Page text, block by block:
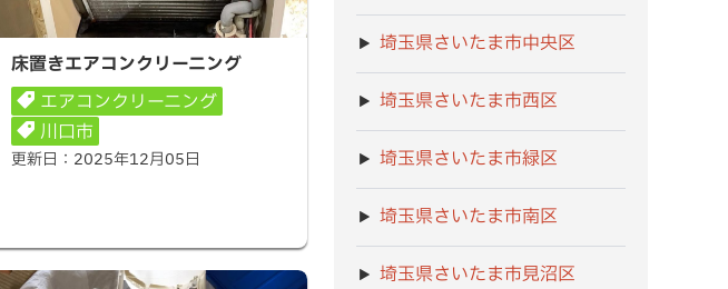
床置きエアコンクリーニング
床置きエアコンクリーニング
エアコンクリーニング
川口市
更新日： 2025年12月05日
埼玉県さいたま市中央区
埼玉県さいたま市西区
埼玉県さいたま市緑区
埼玉県さいたま市南区
埼玉県さいたま市見沼区